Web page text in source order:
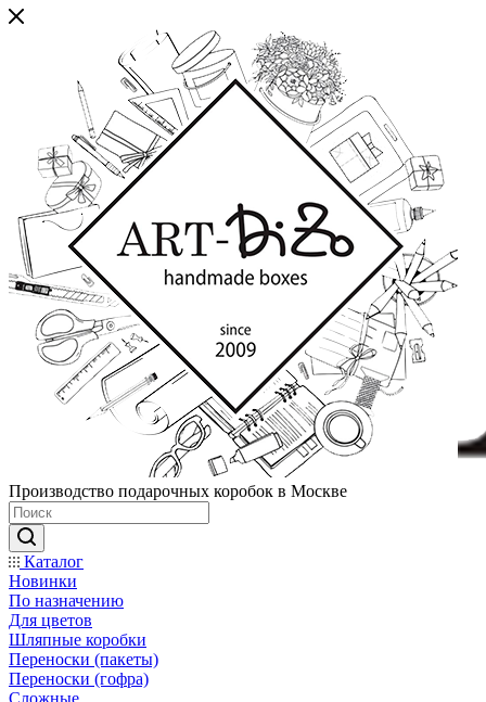
Производство подарочных коробок в Москве
Каталог
Новинки
По назначению
Для цветов
Шляпные коробки
Переноски (пакеты)
Переноски (гофра)
Сложные